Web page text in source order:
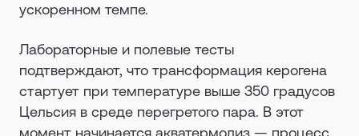
ускоренном темпе.
Лабораторные и полевые тесты
подтверждают, что трансформация керогена
стартует при температуре выше 350 градусов
Цельсия в среде перегретого пара. В этот
момент начинается акватермолиз — процесс,